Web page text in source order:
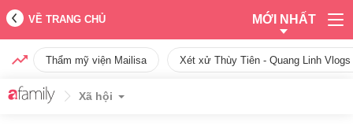
VỀ TRANG CHỦ MỚI NHẤT
Thẩm mỹ viện Mailisa Xét xử Thùy Tiên - Quang Linh
Xã hội